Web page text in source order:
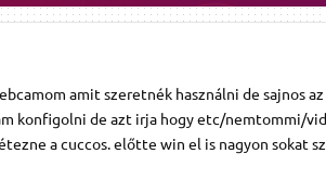
amit szeretnék használni de sajnos
konfigolni de azt irja hogy etc/nemtommi/
a cuccos. előtte win el is nagyon sokat